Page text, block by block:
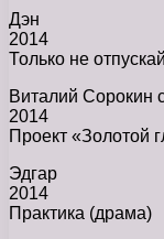
Дэн
2014
Только не
Виталий Сорокин
2014
Проект «Золотой
Эдгар
2014
Практика (драма)